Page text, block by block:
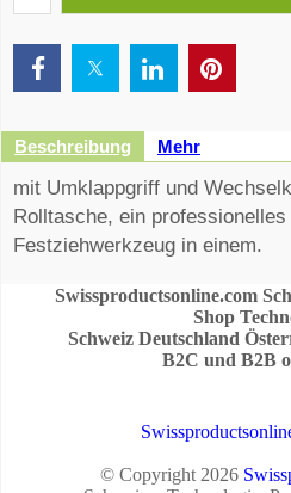
Beschreibung Mehr
mit Umklappgriff und
Rolltasche, ein
Festziehwerkzeug in einem.
Swissproductsonline.com
Shop
Schweiz Deutschland
B2C und B2B
© Copyright 2026